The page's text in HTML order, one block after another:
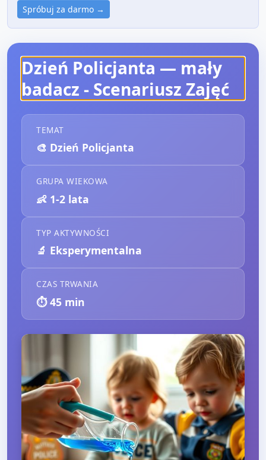
Spróbuj za darmo →
Dzień Policjanta — mały
badacz - Scenariusz Zajęć
TEMAT
🎨 Dzień Policjanta
GRUPA WIEKOWA
👶 1-2 lata
TYP AKTYWNOŚCI
🔬 Eksperymentalna
CZAS TRWANIA
⏱️45 min